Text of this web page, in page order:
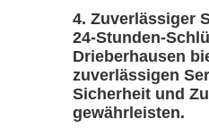
Zuverlässiger
24-Stunden-
Drieberhausen
zuverlässigen
Sicherheit und
gewährleisten.